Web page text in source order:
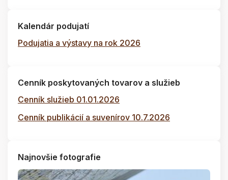
Kalendár podujatí
Podujatia a výstavy na rok 2026
Cenník poskytovaných tovarov a služieb
Cenník služieb 01.01.2026
Cenník publikácií a suvenírov 10.7.2026
Najnovšie fotografie